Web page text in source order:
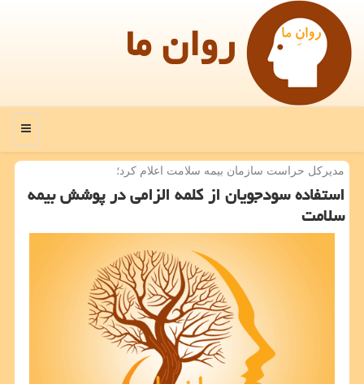
روان ما
منو
مدیركل حراست سازمان بیمه سلامت اعلام كرد؛
استفاده سودجویان از كلمه الزامی در پوشش بیمه
سلامت